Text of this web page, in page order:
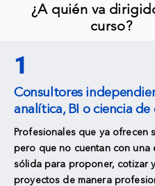
¿A quién va
curso?
1
Consultores
analítica, BI o ciencia de
Profesionales que ya ofrecen
pero que no cuentan con una
sólida para proponer, cotizar
proyectos de manera